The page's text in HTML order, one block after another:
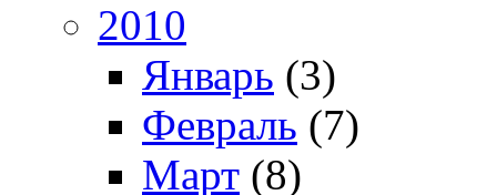
2010
Январь (3)
Февраль (7)
Март (8)